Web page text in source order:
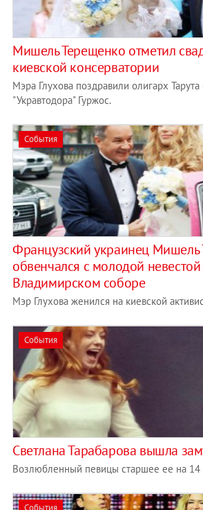
Мишель Терещенко отметил
киевской консерватории
Мэра Глухова поздравили олигарх Тарута
"Укравтодора" Гуржос.
События
Французский украинец Мишель
обвенчался с молодой
Владимирском соборе
Мэр Глухова женился на киевской
События
Светлана Тарабарова вышла
Возлюбленный певицы старшее ее на 14
События